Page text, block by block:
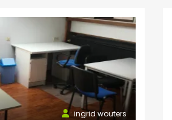
ingrid wouters